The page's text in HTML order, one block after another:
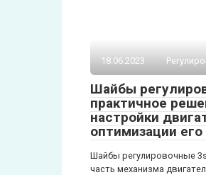
18.06.2023
Шайбы
практичное
настройки
оптимизации
Шайбы регулировочные
часть механизма